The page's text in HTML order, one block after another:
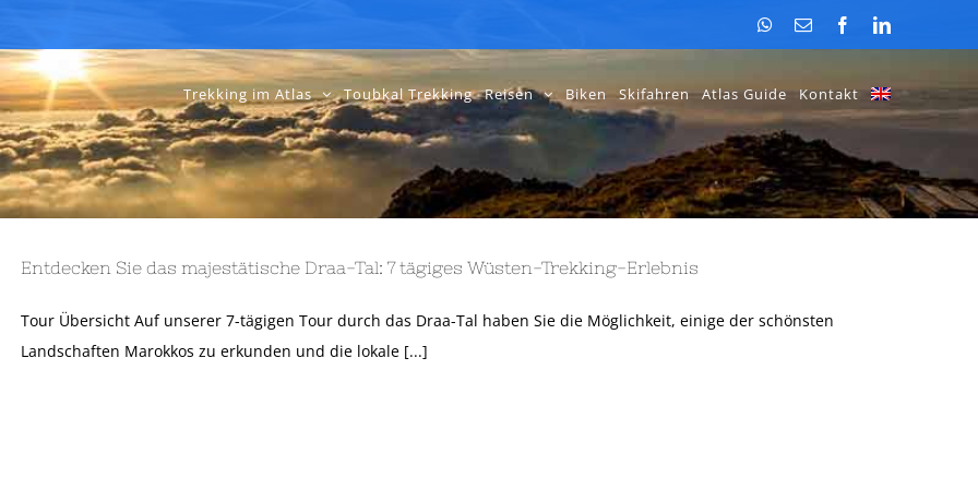
WhatsApp
Email FacebookLinkedIn
Trekking im Atlas Toubkal Trekking Reisen Biken Skifahren Atlas Guide Kontakt
Entdecken Sie das majestätische Draa-Tal: 7 tägiges Wüsten-Trekking-Erlebnis
Tour Übersicht Auf unserer 7-tägigen Tour durch das Draa-Tal haben Sie die Möglichkeit, einige der schönsten
Landschaften Marokkos zu erkunden und die lokale [...]